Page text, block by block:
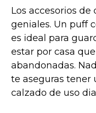
Los accesorios
geniales. Un puff
es ideal para
estar por casa
abandonadas.
te aseguras tener
calzado de uso